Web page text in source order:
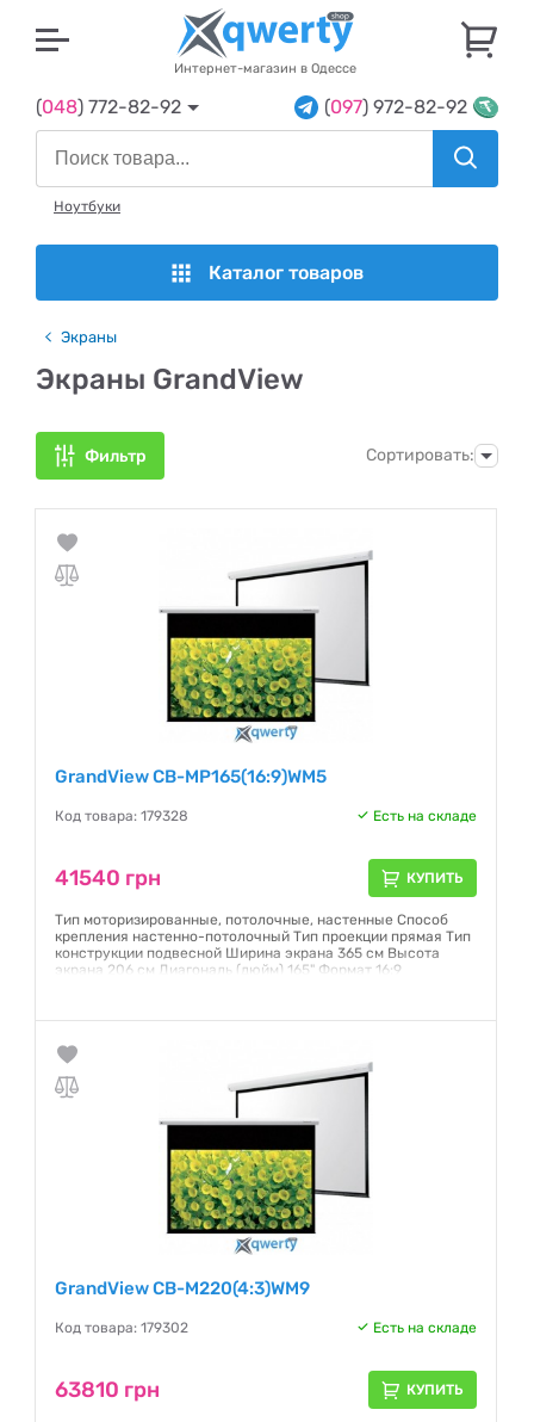
Интернет-магазин в Одессе
(048) 772-82-92 (097) 972-82-92
Ноутбуки
Каталог товаров
Экраны
Экраны GrandView
Фильтр Сортировать:
GrandView CB-MP165(16:9)WM5
Код товара: 179328 Есть на складе
41540 грн КУПИТЬ
Тип моторизированные, потолочные, настенные Способ
крепления настенно-потолочный Тип проекции прямая Тип
конструкции подвесной Ширина экрана 365 см Высота
экрана 206 см Диагональ (дюйм) 165" Формат 16:9
GrandView CB-M220(4:3)WM9
Код товара: 179302 Есть на складе
63810 грн КУПИТЬ